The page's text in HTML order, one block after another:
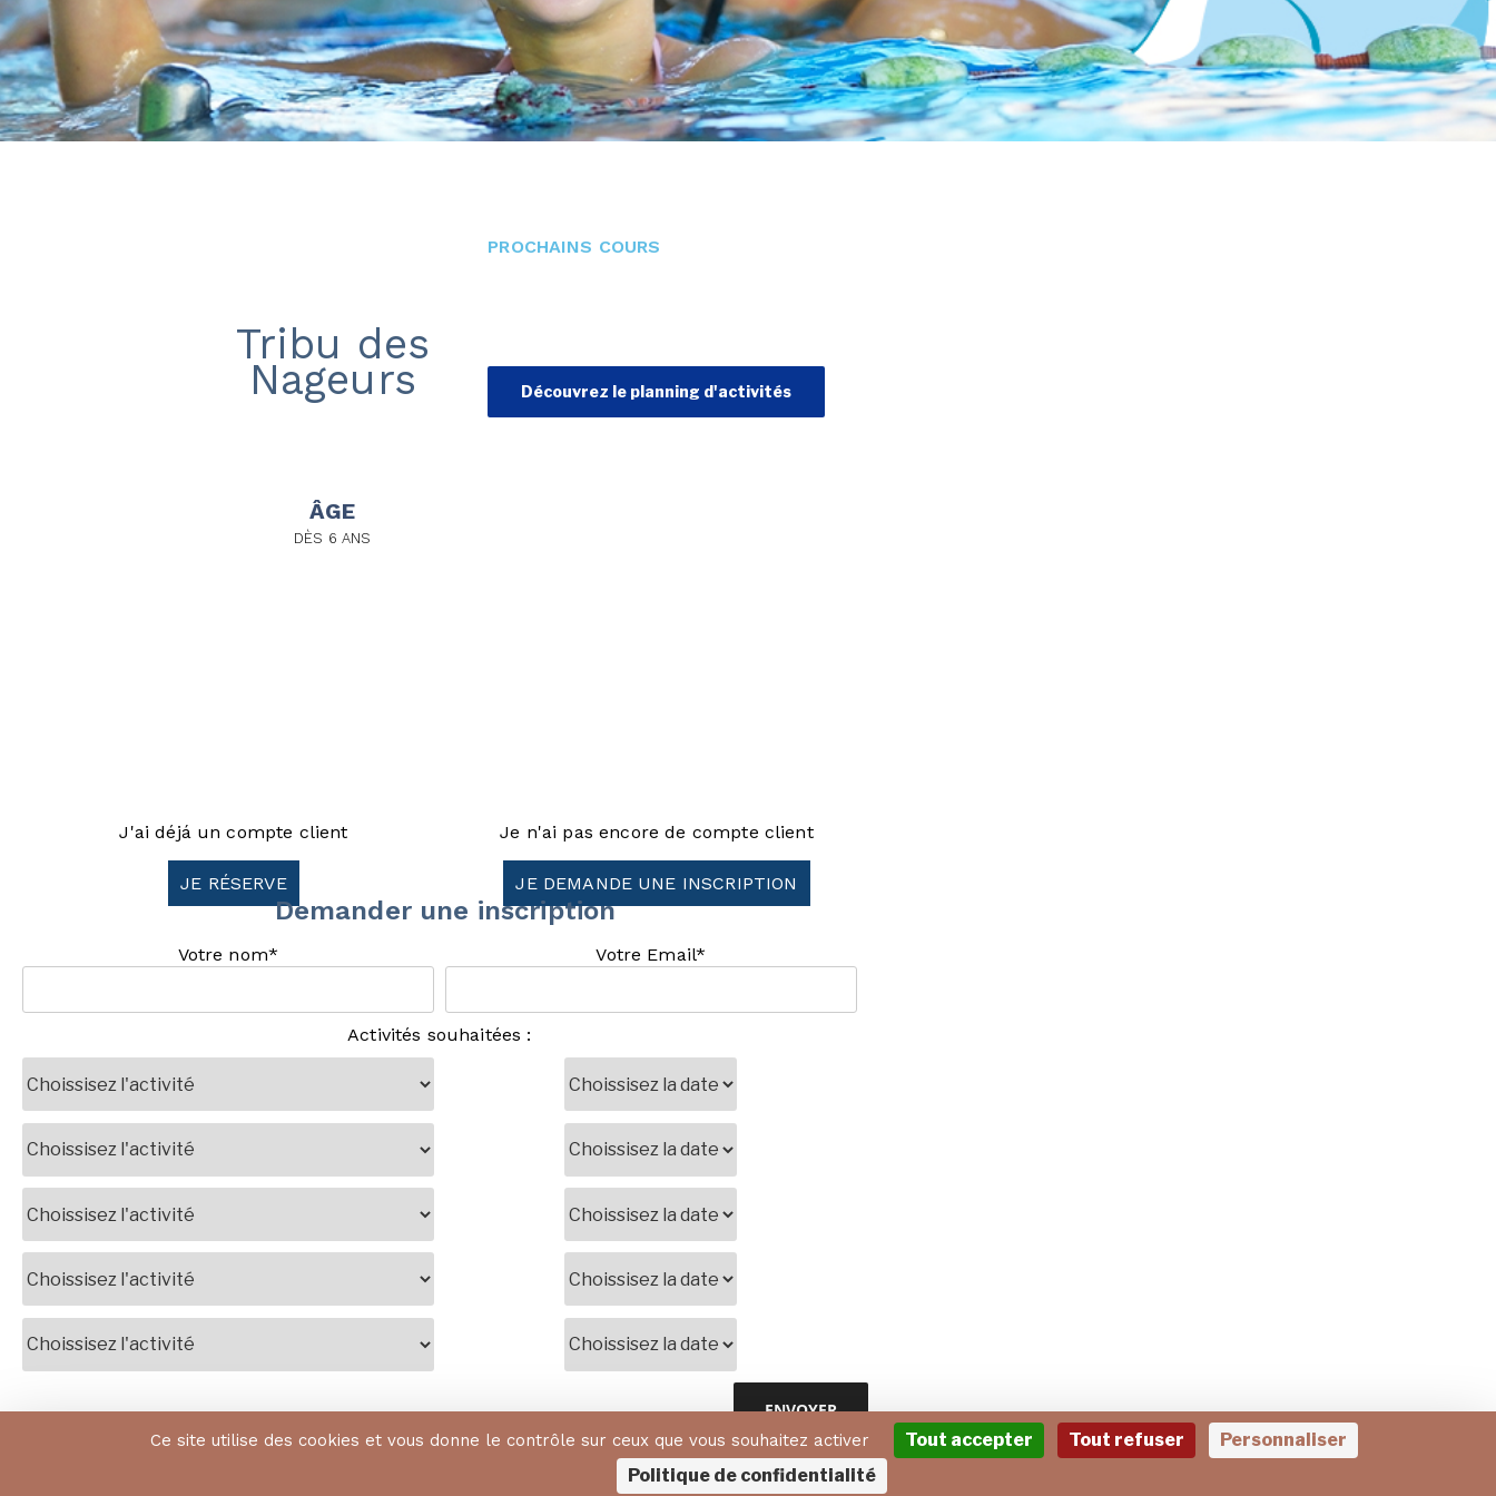
Tribu des
Nageurs
ÂGE
DÈS 6 ANS
PROCHAINS COURS
J'ai déjá un compte client
JE RÉSERVE
Je n'ai pas encore de compte client
JE DEMANDE UNE INSCRIPTION
Demander une inscription
Votre nom* Votre Email*
Activités souhaitées :
MENTIONS LÉGALES CONDITIONS GÉNÉRALES DE VENTES
Ce site utilise des cookies et vous donne le contrôle sur ceux que vous souhaitez activer Tout accepter Tout refuser
Personnaliser
Politique de confidentialité